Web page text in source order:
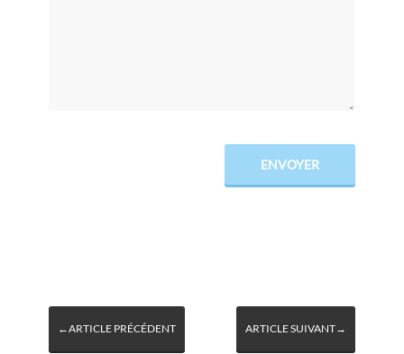
←ARTICLE PRÉCÉDENT ARTICLE SUIVANT→